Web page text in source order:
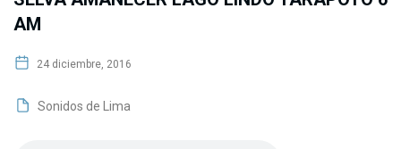
AM
24 diciembre, 2016
Sonidos de Lima